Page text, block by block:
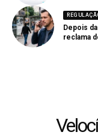
Depois
reclama